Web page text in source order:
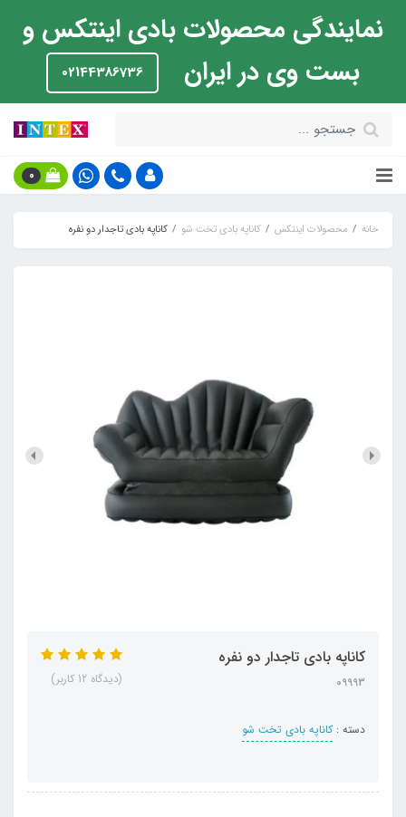
نمایندگی محصولات بادی اینتکس و
بست وی در ایران
02144386736
0
خانه محصولات اینتکس کاناپه بادی تخت شو کاناپه بادی تاجدار دو نفره
کاناپه بادی تاجدار دو نفره
09993
دسته :کاناپه بادی تخت شو
(دیدگاه 12 کاربر)